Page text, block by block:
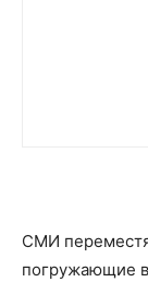
СМИ
погружающие